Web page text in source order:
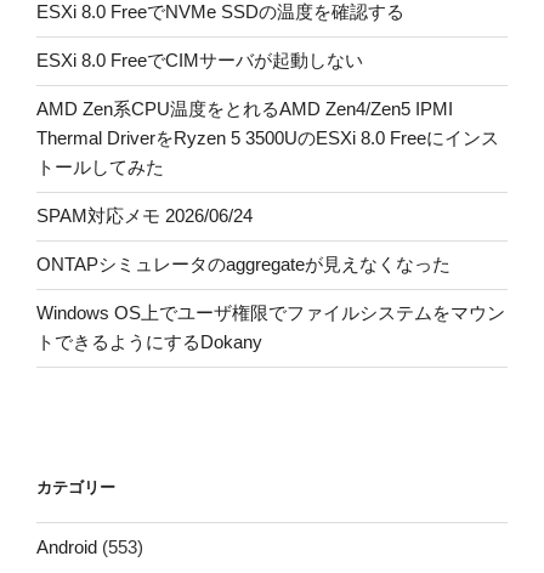
ESXi 8.0 FreeでNVMe SSDの温度を確認する
ESXi 8.0 FreeでCIMサーバが起動しない
AMD Zen系CPU温度をとれるAMD Zen4/Zen5 IPMI
Thermal DriverをRyzen 5 3500UのESXi 8.0 Freeにインス
トールしてみた
SPAM対応メモ 2026/06/24
ONTAPシミュレータのaggregateが見えなくなった
Windows OS上でユーザ権限でファイルシステムをマウン
トできるようにするDokany
カテゴリー
Android (553)